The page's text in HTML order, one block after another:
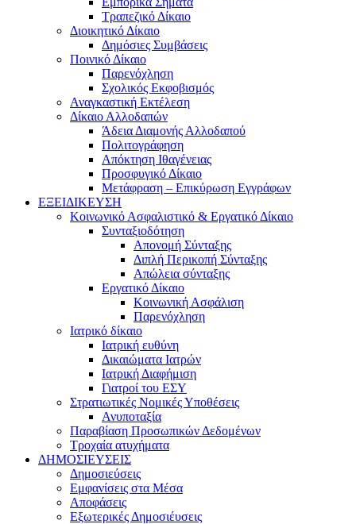
Τραπεζικό Δίκαιο
Διοικητικό Δίκαιο
Δημόσιες Συμβάσεις
Ποινικό Δίκαιο
Παρενόχληση
Σχολικός Εκφοβισμός
Αναγκαστική Εκτέλεση
Δίκαιο Αλλοδαπών
Άδεια Διαμονής Αλλοδαπού
Πολιτογράφηση
Απόκτηση Ιθαγένειας
Προσφυγικό Δίκαιο
Μετάφραση – Επικύρωση Εγγράφων
ΕΞΕΙΔΙΚΕΥΣΗ
Κοινωνικό Ασφαλιστικό & Εργατικό Δίκαιο
Συνταξιοδότηση
Απονομή Σύνταξης
Διπλή Περικοπή Σύνταξης
Απώλεια σύνταξης
Εργατικό Δίκαιο
Κοινωνική Ασφάλιση
Παρενόχληση
Ιατρικό δίκαιο
Ιατρική ευθύνη
Δικαιώματα Ιατρών
Ιατρική Διαφήμιση
Γιατροί του ΕΣΥ
Στρατιωτικές Νομικές Υποθέσεις
Ανυποταξία
Παραβίαση Προσωπικών Δεδομένων
Τροχαία ατυχήματα
ΔΗΜΟΣΙΕΥΣΕΙΣ
Δημοσιεύσεις
Εμφανίσεις στα Μέσα
Αποφάσεις
Εξωτερικές Δημοσιέυσεις